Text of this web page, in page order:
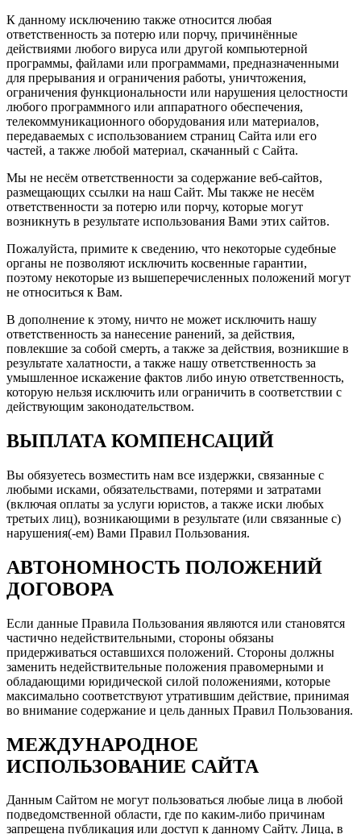
К данному исключению также относится любая
ответственность за потерю или порчу, причинённые
действиями любого вируса или другой компьютерной
программы, файлами или программами, предназначенными
для прерывания и ограничения работы, уничтожения,
ограничения функциональности или нарушения целостности
любого программного или аппаратного обеспечения,
телекоммуникационного оборудования или материалов,
передаваемых с использованием страниц Сайта или его
частей, а также любой материал, скачанный с Сайта.
Мы не несём ответственности за содержание веб-сайтов,
размещающих ссылки на наш Сайт. Мы также не несём
ответственности за потерю или порчу, которые могут
возникнуть в результате использования Вами этих сайтов.
Пожалуйста, примите к сведению, что некоторые судебные
органы не позволяют исключить косвенные гарантии,
поэтому некоторые из вышеперечисленных положений могут
не относиться к Вам.
В дополнение к этому, ничто не может исключить нашу
ответственность за нанесение ранений, за действия,
повлекшие за собой смерть, а также за действия, возникшие в
результате халатности, а также нашу ответственность за
умышленное искажение фактов либо иную ответственность,
которую нельзя исключить или ограничить в соответствии с
действующим законодательством.
ВЫПЛАТА КОМПЕНСАЦИЙ
Вы обязуетесь возместить нам все издержки, связанные с
любыми исками, обязательствами, потерями и затратами
(включая оплаты за услуги юристов, а также иски любых
третьих лиц), возникающими в результате (или связанные с)
нарушения(-ем) Вами Правил Пользования.
АВТОНОМНОСТЬ ПОЛОЖЕНИЙ
ДОГОВОРА
Если данные Правила Пользования являются или становятся
частично недействительными, стороны обязаны
придерживаться оставшихся положений. Стороны должны
заменить недействительные положения правомерными и
обладающими юридической силой положениями, которые
максимально соответствуют утратившим действие, принимая
во внимание содержание и цель данных Правил Пользования.
МЕЖДУНАРОДНОЕ
ИСПОЛЬЗОВАНИЕ САЙТА
Данным Сайтом не могут пользоваться любые лица в любой
подведомственной области, где по каким-либо причинам
запрещена публикация или доступ к данному Сайту. Лица, в